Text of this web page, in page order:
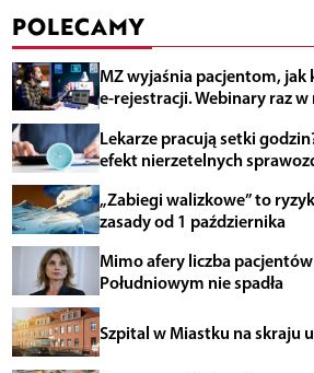
POLECAMY
MZ wyjaśnia pacjentom, jak
e-rejestracji. Webinary raz w
Lekarze pracują setki
efekt nierzetelnych
„Zabiegi walizkowe” to
zasady od 1 października
Mimo afery liczba pacjentów
Południowym nie spadła
Szpital w Miastku na skraju